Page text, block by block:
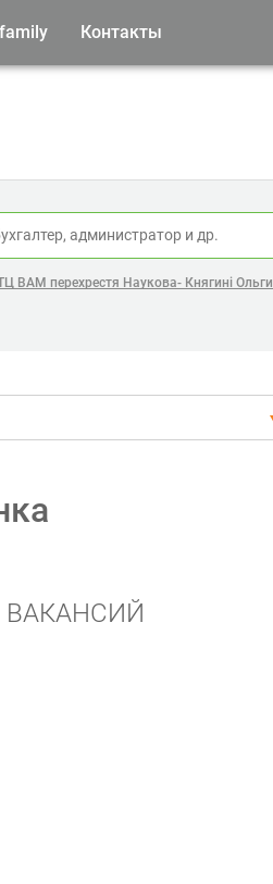
Контакты
ВАМ перехрестя Наукова- Княгині Ольги
ВАКАНСИЙ